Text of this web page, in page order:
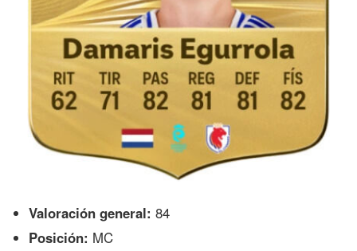
Valoración general: 84
Posición: MC